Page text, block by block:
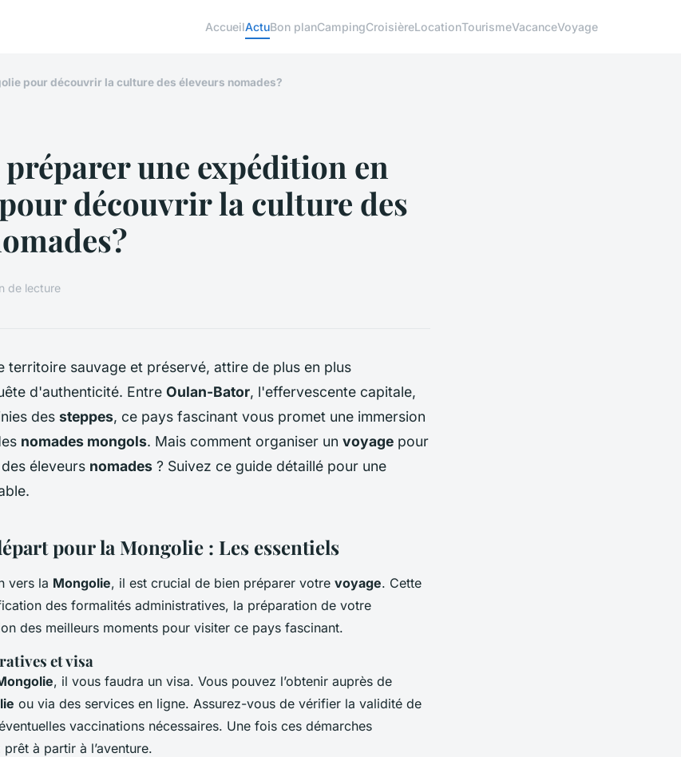
AccueilActuBon planCampingCroisièreLocationTourismeVacanceVoyage
pour découvrir la culture des éleveurs nomades?
une expédition en
découvrir la culture des
de lecture
territoire sauvage et préservé, attire de plus en plus
d'authenticité. Entre Oulan-Bator, l'effervescente capitale,
des steppes, ce pays fascinant vous promet une immersion
nomades mongols. Mais comment organiser un voyage pour
éleveurs nomades ? Suivez ce guide détaillé pour une
pour la Mongolie : Les essentiels
vers la Mongolie, il est crucial de bien préparer votre voyage. Cette
des formalités administratives, la préparation de votre
des meilleurs moments pour visiter ce pays fascinant.
et visa
, il vous faudra un visa. Vous pouvez l’obtenir auprès de
ou via des services en ligne. Assurez-vous de vérifier la validité de
vaccinations nécessaires. Une fois ces démarches
à partir à l’aventure.